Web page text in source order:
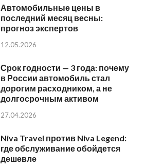
Автомобильные цены в
последний месяц весны:
прогноз экспертов
12.05.2026
Срок годности — 3 года: почему
в России автомобиль стал
дорогим расходником, а не
долгосрочным активом
27.04.2026
Niva Travel против Niva Legend:
где обслуживание обойдется
дешевле